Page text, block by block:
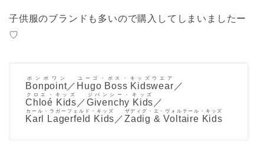
子供服のブランドも多いので購入してしまいましたー
♡
Bonpoint
ボンポワン
／ Hugo Boss Kidswear
ユーゴ・ボス・キッズウエア
／
Chloé Kids
クロエ・キッズ
／Givenchy Kids
ジバンシー・キッズ
／
Karl Lagerfeld Kids
カール・ラガーフェルド・キッズ
／Zadig & Voltaire Kids
ザディグ・エ・ヴォルテール・キッズ